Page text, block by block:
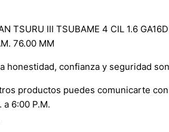
TSURU III TSUBAME 4 CIL 1.6
76.00 MM
honestidad, confianza y seguridad
productos puedes comunicarte
6:00 P.M.